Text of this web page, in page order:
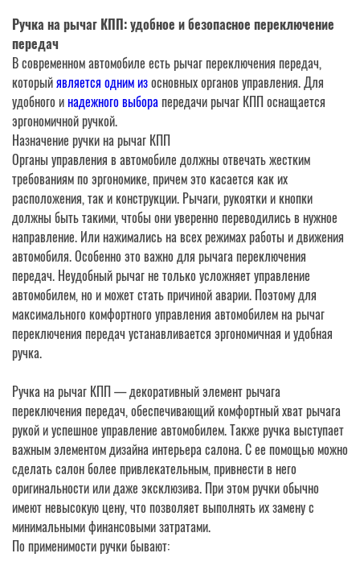
Ручка на рычаг КПП: удобное и безопасное переключение
передач
В современном автомобиле есть рычаг переключения передач,
которыйявляется одним изосновных органов управления. Для
удобного инадежного выборапередачи рычаг КПП оснащается
эргономичной ручкой.
Назначение ручки на рычаг КПП
Органы управления в автомобиле должны отвечать жестким
требованиям по эргономике, причем это касается как их
расположения, так и конструкции. Рычаги, рукоятки и кнопки
должны быть такими, чтобы они уверенно переводились в нужное
направление. Или нажимались на всех режимах работы и движения
автомобиля. Особенно это важно для рычага переключения
передач. Неудобный рычаг не только усложняет управление
автомобилем, но и может стать причиной аварии. Поэтому для
максимального комфортного управления автомобилем на рычаг
переключения передач устанавливается эргономичная и удобная
ручка.
Ручка на рычаг КПП — декоративный элемент рычага
переключения передач, обеспечивающий комфортный хват рычага
рукой и успешное управление автомобилем. Также ручка выступает
важным элементом дизайна интерьера салона. С ее помощью можно
сделать салон более привлекательным, привнести в него
оригинальности или даже эксклюзива. При этом ручки обычно
имеют невысокую цену, что позволяет выполнять их замену с
минимальными финансовыми затратами.
По применимости ручки бывают: